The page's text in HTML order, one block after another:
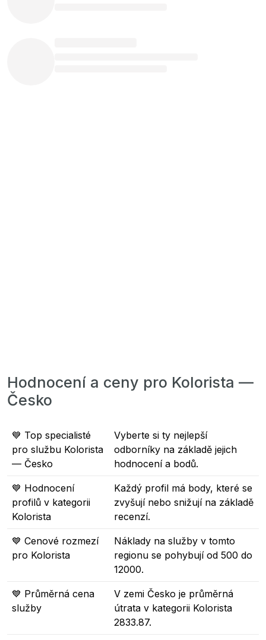
Hodnocení a ceny pro Kolorista —
Česko
💙 Top specialisté
pro službu Kolorista
— Česko
Vyberte si ty nejlepší
odborníky na základě jejich
hodnocení a bodů.
💙 Hodnocení
profilů v kategorii
Kolorista
Každý profil má body, které se
zvyšují nebo snižují na základě
recenzí.
💙 Cenové rozmezí
pro Kolorista
Náklady na služby v tomto
regionu se pohybují od 500 do
12000.
💙 Průměrná cena
služby
V zemi Česko je průměrná
útrata v kategorii Kolorista
2833.87.